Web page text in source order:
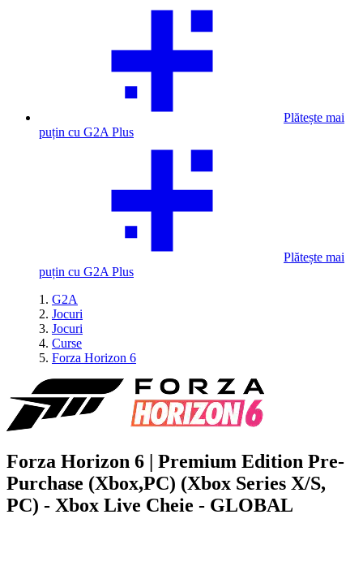
Plătește mai
puțin cu G2A Plus
Plătește mai
puțin cu G2A Plus
G2A
Jocuri
Jocuri
Curse
Forza Horizon 6
Forza Horizon 6 | Premium Edition Pre-
Purchase (Xbox,PC) (Xbox Series X/S,
PC) - Xbox Live Cheie - GLOBAL